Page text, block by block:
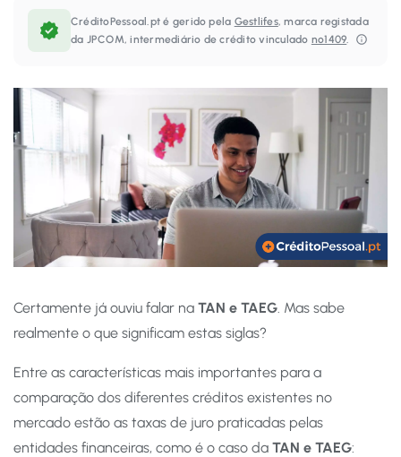
CréditoPessoal.pt é gerido pela Gestlifes, marca registada
da JPCOM, intermediário de crédito vinculado nº1409.⁠
Certamente já ouviu falar na TAN e TAEG. Mas sabe
realmente o que significam estas siglas?
Entre as características mais importantes para a
comparação dos diferentes créditos existentes no
mercado estão as taxas de juro praticadas pelas
entidades financeiras, como é o caso da TAN e TAEG: